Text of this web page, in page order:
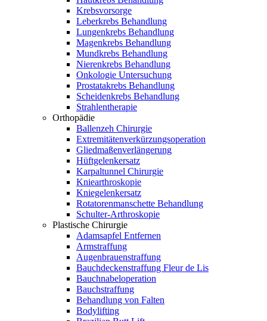
Krebsvorsorge
Leberkrebs Behandlung
Lungenkrebs Behandlung
Magenkrebs Behandlung
Mundkrebs Behandlung
Nierenkrebs Behandlung
Onkologie Untersuchung
Prostatakrebs Behandlung
Scheidenkrebs Behandlung
Strahlentherapie
Orthopädie
Ballenzeh Chirurgie
Extremitätenverkürzungsoperation
Gliedmaßenverlängerung
Hüftgelenkersatz
Karpaltunnel Chirurgie
Kniearthroskopie
Kniegelenkersatz
Rotatorenmanschette Behandlung
Schulter-Arthroskopie
Plastische Chirurgie
Adamsapfel Entfernen
Armstraffung
Augenbrauenstraffung
Bauchdeckenstraffung Fleur de Lis
Bauchnabeloperation
Bauchstraffung
Behandlung von Falten
Bodylifting